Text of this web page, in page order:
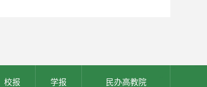
校报 学报 民办高教院